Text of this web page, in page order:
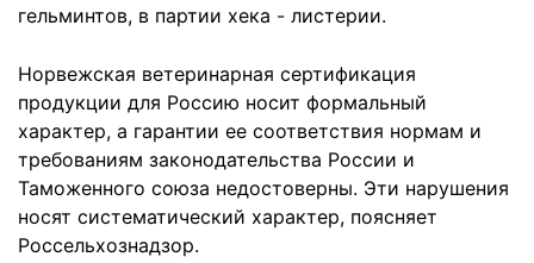
гельминтов, в партии хека - листерии.
Норвежская ветеринарная сертификация
продукции для Россию носит формальный
характер, а гарантии ее соответствия нормам и
требованиям законодательства России и
Таможенного союза недостоверны. Эти нарушения
носят систематический характер, поясняет
Россельхознадзор.